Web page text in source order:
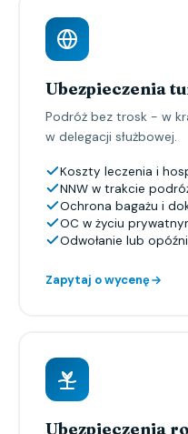
Ubezpieczenia
Podróż bez trosk - w
w delegacji służbowej.
Koszty leczenia i
NNW w trakcie
Ochrona bagażu i
OC w życiu
Odwołanie lub
Zapytaj o wycenę
Ubezpieczenia